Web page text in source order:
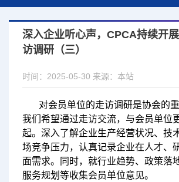
深入企业听心声，CPCA持续开
访调研（三）
时间：2025-05-30 来源：本站
对会员单位的走访调研是协会的重
我们希望通过走访交流，与会员单位
起。深入了解企业生产经营状况、技
场竞争压力，认真记录企业在人才、
面需求。同时，就行业趋势、政策落
服务规划等收集会员单位意见。